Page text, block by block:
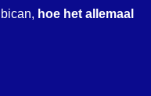
hoe het allemaal